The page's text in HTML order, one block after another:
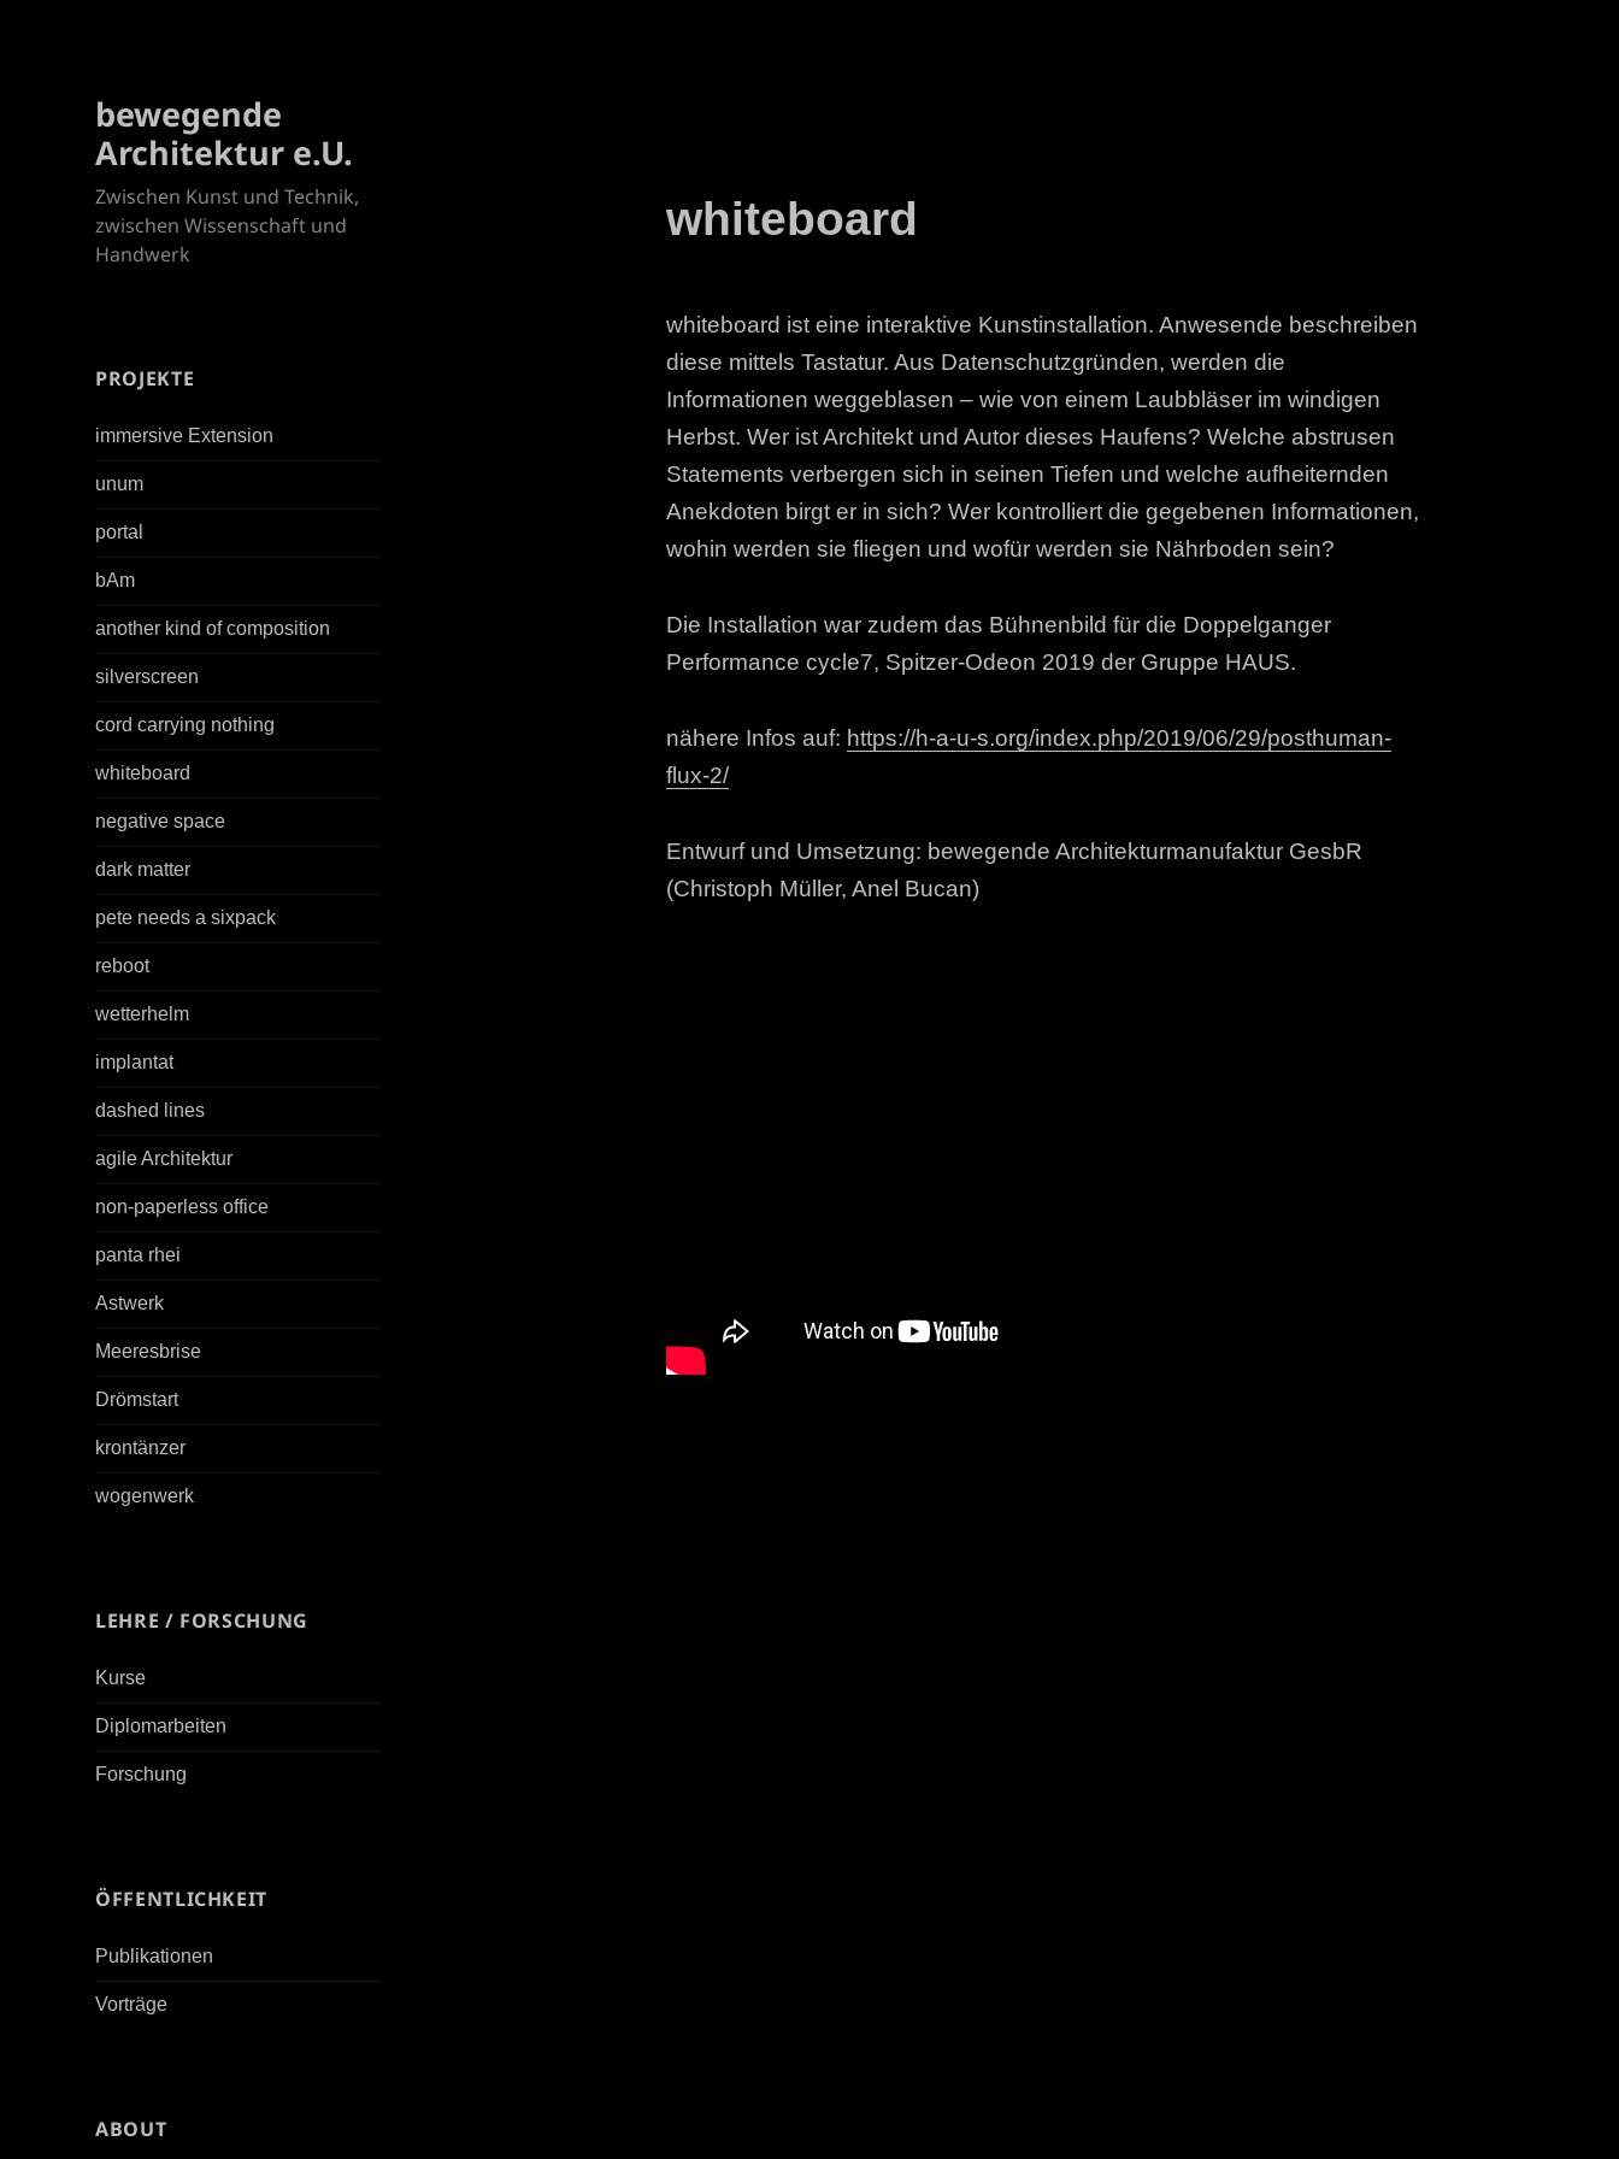
bewegende
Architektur e.U.
Zwischen Kunst und Technik,
zwischen Wissenschaft und
Handwerk
PROJEKTE
immersive Extension
unum
portal
bAm
another kind of composition
silverscreen
cord carrying nothing
whiteboard
negative space
dark matter
pete needs a sixpack
reboot
wetterhelm
implantat
dashed lines
agile Architektur
non-paperless office
panta rhei
Astwerk
Meeresbrise
Drömstart
krontänzer
wogenwerk
LEHRE / FORSCHUNG
Kurse
Diplomarbeiten
Forschung
ÖFFENTLICHKEIT
Publikationen
Vorträge
ABOUT
whiteboard
whiteboard ist eine interaktive Kunstinstallation. Anwesende beschreiben
diese mittels Tastatur. Aus Datenschutzgründen, werden die
Informationen weggeblasen – wie von einem Laubbläser im windigen
Herbst. Wer ist Architekt und Autor dieses Haufens? Welche abstrusen
Statements verbergen sich in seinen Tiefen und welche aufheiternden
Anekdoten birgt er in sich? Wer kontrolliert die gegebenen Informationen,
wohin werden sie fliegen und wofür werden sie Nährboden sein?
Die Installation war zudem das Bühnenbild für die Doppelganger
Performance cycle7, Spitzer-Odeon 2019 der Gruppe HAUS.
nähere Infos auf: https://h-a-u-s.org/index.php/2019/06/29/posthuman-
flux-2/
Entwurf und Umsetzung: bewegende Architekturmanufaktur GesbR
(Christoph Müller, Anel Bucan)